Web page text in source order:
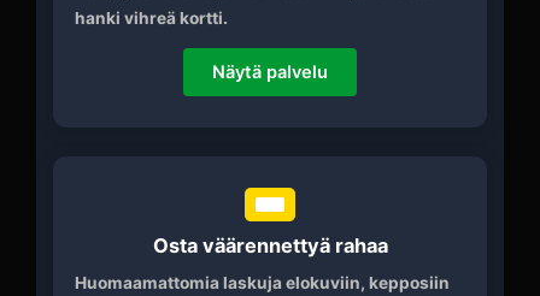
hanki vihreä kortti.
Näytä palvelu
Osta väärennettyä rahaa
Huomaamattomia laskuja elokuviin, kepposiin